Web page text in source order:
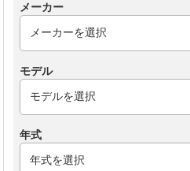
メーカー
モデル
年式